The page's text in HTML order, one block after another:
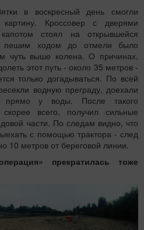
в воскресный день смогли
картину. Кроссовер с дверями
стоял на открывшейся
пешим ходом до отмели было
чуть выше колена. О причинах,
этот путь - около 35 метров -
только догадываться. По всей
водную преграду, доехали
прямо у воды. После такого
всего, получил сильные
части. По следам видно, что
с помощью трактора - след
10 метров от береговой линии.
прекратилась тоже